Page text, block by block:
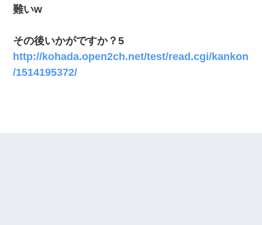
難いw
その後いかがですか？5
http://kohada.open2ch.net/test/read.cgi/kankon
/1514195372/